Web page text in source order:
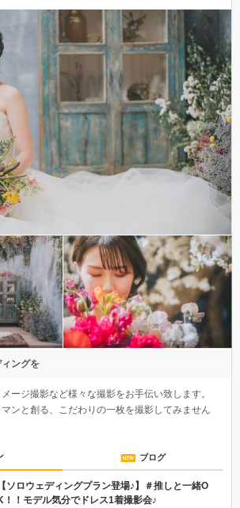
ングを
ージ撮影など様々な撮影をお手伝い致します。
ンと創る、こだわりの一枚を撮影してみません
ブログ
【ソロウェディングプラン登場♪】＃推しと一緒O
！！モデル気分でドレス1着撮影会♪